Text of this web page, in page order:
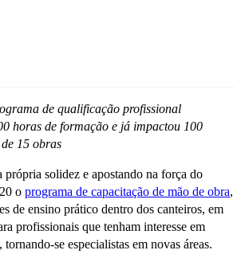
de qualificação profissional
horas de formação e já impactou 100
15 obras
própria solidez e apostando na força do
o programa de capacitação de mão de obra,
de ensino prático dentro dos canteiros, em
profissionais que tenham interesse em
se especialistas em novas áreas.